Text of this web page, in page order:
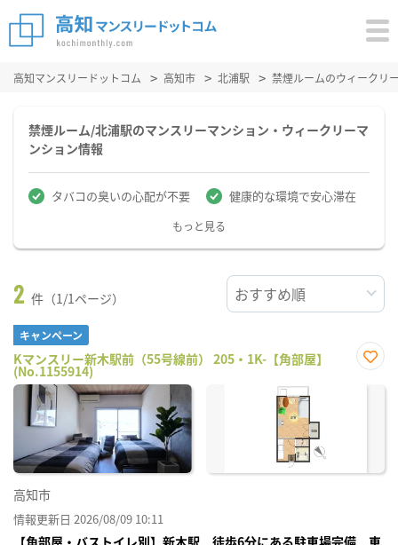
高知マンスリードットコム 高知市 北浦駅 禁煙ルームのウィークリ
禁煙ルーム/北浦駅のマンスリーマンション・ウィークリーマ
ンション情報
タバコの臭いの心配が不要 健康的な環境で安心滞在
もっと見る
2 件（1/1ページ）
キャンペーン
Kマンスリー新木駅前（55号線前） 205・1K-【角部屋】
(No.1155914)
に入
高知市
情報更新日 2026/08/09 10:11